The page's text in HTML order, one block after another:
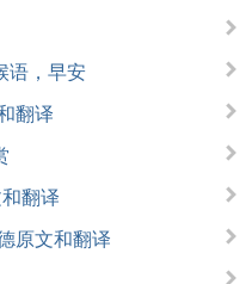
语，早安
翻译
翻译
原文和翻译